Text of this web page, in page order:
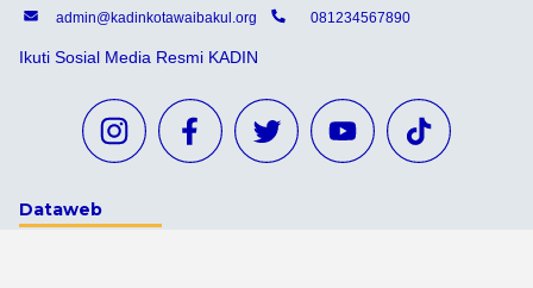
admin@kadinkotawaibakul.org
081234567890
Ikuti Sosial Media Resmi KADIN
Dataweb